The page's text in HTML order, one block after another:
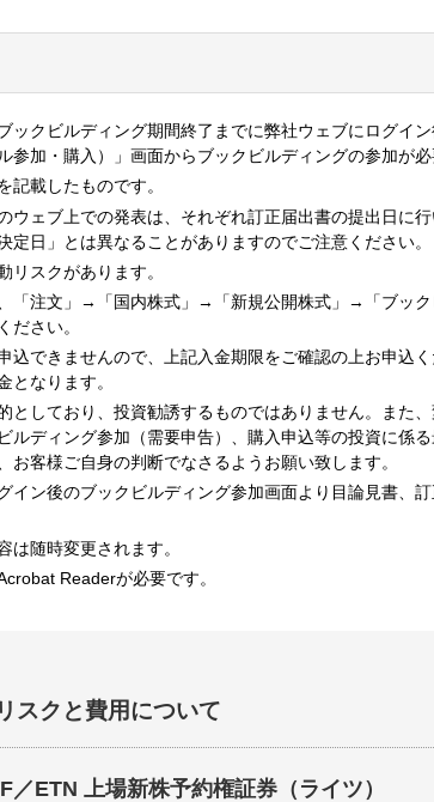
ックビルディング期間終了までに弊社ウェブにログイ
加・購入）」画面からブックビルディングの参加が必
記載したものです。
ウェブ上での発表は、それぞれ訂正届出書の提出日に
定日」とは異なることがありますのでご注意ください。
リスクがあります。
「注文」→「国内株式」→「新規公開株式」→「ブック
ださい。
込できませんので、上記入金期限をご確認の上お申込
となります。
としており、投資勧誘するものではありません。また
ルディング参加（需要申告）、購入申込等の投資に係
お客様ご自身の判断でなさるようお願い致します。
イン後のブックビルディング参加画面より目論見書、
は随時変更されます。
Readerが必要です。
スクと費用について
／ETN 上場新株予約権証券（ライツ）